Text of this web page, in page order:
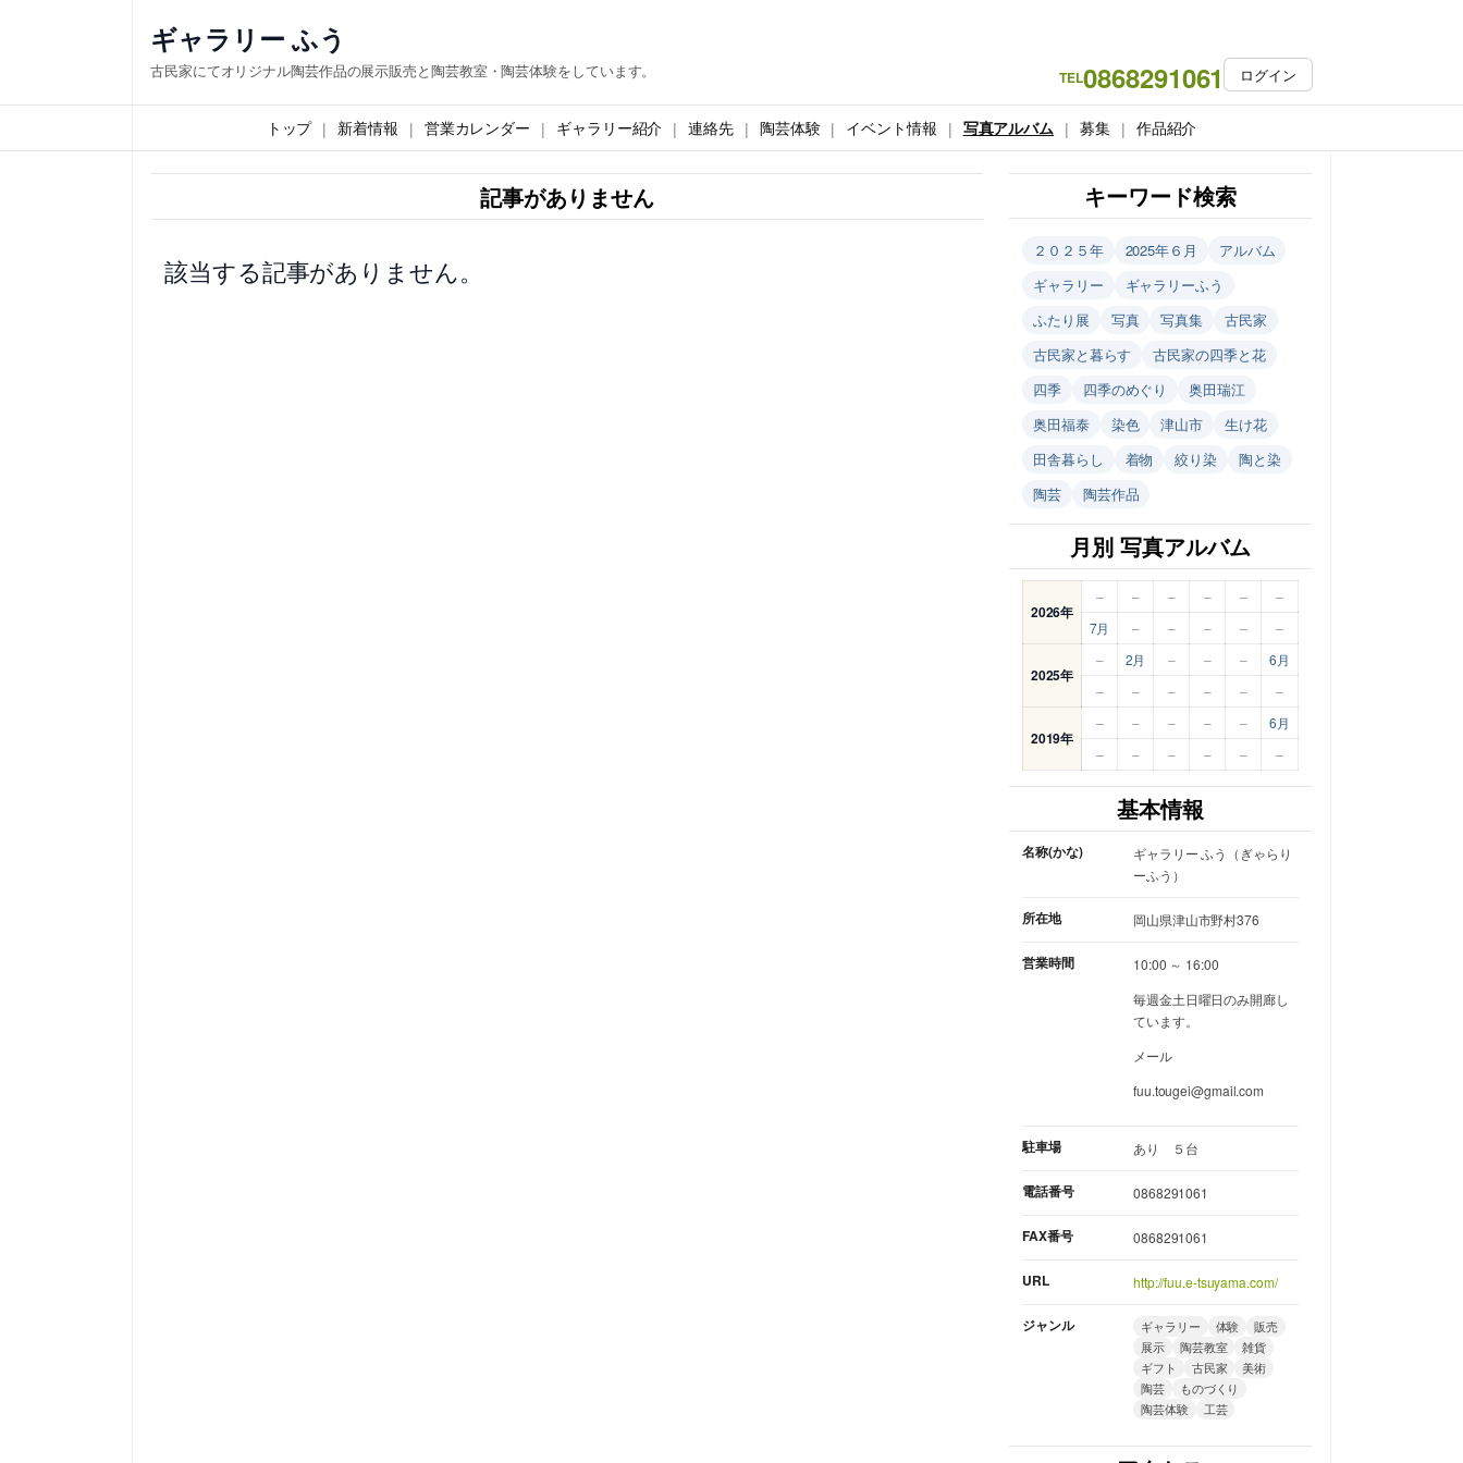
ス
キ
ギャラリー ふう
古民家にてオリジナル陶芸作品の展示販売と陶芸教室・陶芸体験をしています。 TEL0868291061 ログイン
トップ 新着情報 営業カレンダー ギャラリー紹介 連絡先 陶芸体験 イベント情報 写真アルバム 募集 作品紹介
記事がありません
該当する記事がありません。
キーワード検索
２０２５年 2025年６月
アルバム
ギャラリー
ギャラリーふう
ふたり展
写真 写真集
古民家
古民家と暮らす
古民家の四季と花
四季
四季のめぐり
奥田瑞江
奥田福泰
染色 津山市
生け花
田舎暮らし
着物 絞り染
陶と染
陶芸
陶芸作品
月別 写真アルバム
2026年
– – – – –
–
7月
– – – – –
2025年
– 2月 – – –
6月
–
– – – – –
2019年
– – – – –
6月
–
– – – – –
基本情報
名称(かな)
ギャラリー ふう（ぎゃらり
ーふう）
所在地 岡山県津山市野村376
営業時間
10:00 ～ 16:00
毎週金土日曜日のみ開廊し
ています。
メール
fuu.tougei@gmail.com
駐車場 あり ５台
電話番号 0868291061
FAX番号 0868291061
URL http://fuu.e-tsuyama.com/
ジャンル ギャラリー 体験
販売
展示
陶芸教室
雑貨
ギフト
古民家
美術
陶芸
ものづくり
陶芸体験
工芸